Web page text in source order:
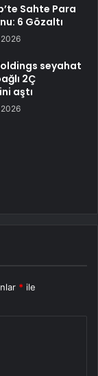
Sahte Para
6 Gözaltı
seyahat
2Ç
aştı
* ile